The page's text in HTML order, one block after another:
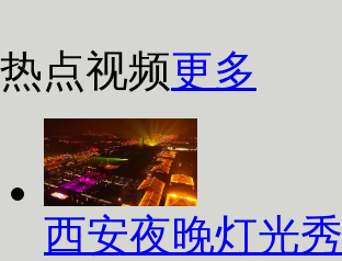
热点视频更多
西安夜晚灯光秀